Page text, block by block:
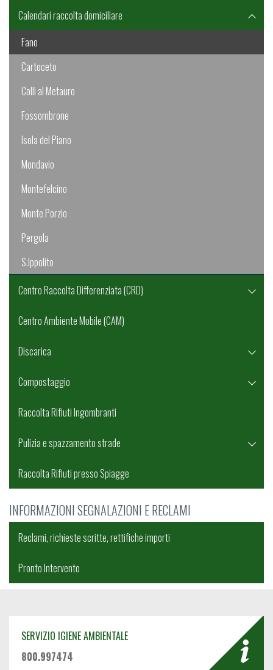
Calendari raccolta domiciliare
Fano
Cartoceto
Colli al Metauro
Fossombrone
Isola del Piano
Mondavio
Montefelcino
Monte Porzio
Pergola
S.Ippolito
Centro Raccolta Differenziata (CRD)
Centro Ambiente Mobile (CAM)
Discarica
Compostaggio
Raccolta Rifiuti Ingombranti
Pulizia e spazzamento strade
Raccolta Rifiuti presso Spiagge
INFORMAZIONI SEGNALAZIONI E RECLAMI
Reclami, richieste scritte, rettifiche importi
Pronto Intervento
SERVIZIO IGIENE AMBIENTALE
800.997474